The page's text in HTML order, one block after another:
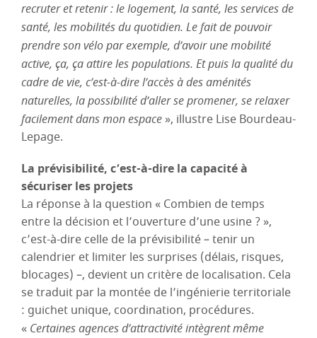
recruter et retenir : le logement, la santé, les services de
santé, les mobilités du quotidien. Le fait de pouvoir
prendre son vélo par exemple, d’avoir une mobilité
active, ça, ça attire les populations. Et puis la qualité du
cadre de vie, c’est-à-dire l’accès à des aménités
naturelles, la possibilité d’aller se promener, se relaxer
facilement dans mon espace », illustre Lise Bourdeau-
Lepage.
La prévisibilité, c’est-à-dire la capacité à
sécuriser les projets
La réponse à la question « Combien de temps
entre la décision et l’ouverture d’une usine ? »,
c’est-à-dire celle de la prévisibilité – tenir un
calendrier et limiter les surprises (délais, risques,
blocages) –, devient un critère de localisation. Cela
se traduit par la montée de l’ingénierie territoriale
: guichet unique, coordination, procédures.
« Certaines agences d’attractivité intègrent même